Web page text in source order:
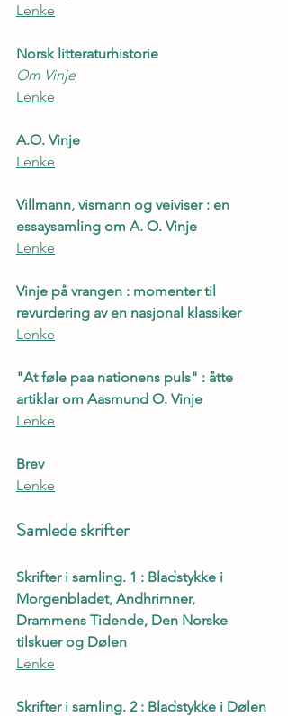
Lenke
Norsk litteraturhistorie
Om Vinje
Lenke
A.O. Vinje
Lenke
Villmann, vismann og veiviser : en
essaysamling om A. O. Vinje
Lenke
Vinje på vrangen : momenter til
revurdering av en nasjonal klassiker
Lenke
"At føle paa nationens puls" : åtte
artiklar om Aasmund O. Vinje
Lenke
Brev
Lenke
Samlede skrifter
Skrifter i samling. 1 : Bladstykke i
Morgenbladet, Andhrimner,
Drammens Tidende, Den Norske
tilskuer og Dølen
Lenke
Skrifter i samling. 2 : Bladstykke i Dølen